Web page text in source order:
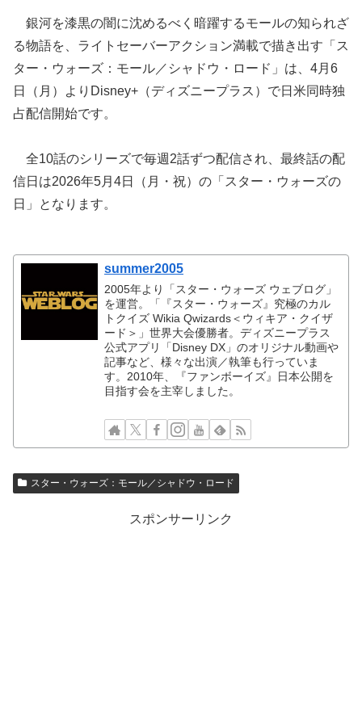
銀河を漆黒の闇に沈めるべく暗躍するモールの知られざ
る物語を、ライトセーバーアクション満載で描き出す「ス
ター・ウォーズ：モール／シャドウ・ロード」は、4月6
日（月）よりDisney+（ディズニープラス）で日米同時独
占配信開始です。
全10話のシリーズで毎週2話ずつ配信され、最終話の配
信日は2026年5月4日（月・祝）の「スター・ウォーズの
日」となります。
summer2005
2005年より「スター・ウォーズ ウェブログ」
を運営。「『スター・ウォーズ』究極のカル
トクイズ Wikia Qwizards＜ウィキア・クイザ
ード＞」世界大会優勝者。ディズニープラス
公式アプリ「Disney DX」のオリジナル動画や
記事など、様々な出演／執筆も行っていま
す。2010年、『ファンボーイズ』日本公開を
目指す会を主宰しました。
スター・ウォーズ：モール／シャドウ・ロード
スポンサーリンク